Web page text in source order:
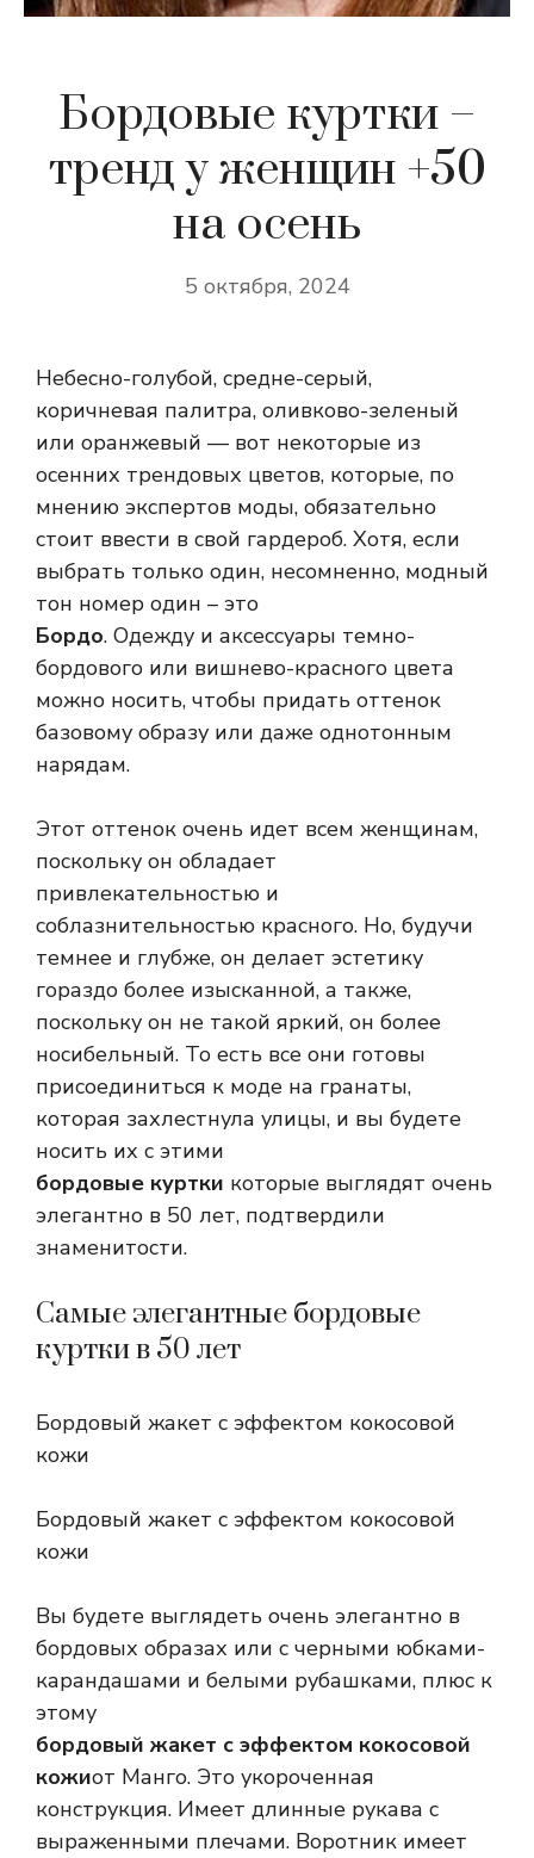
Бордовые куртки –
тренд у женщин +50
на осень
5 октября, 2024
Небесно-голубой, средне-серый,
коричневая палитра, оливково-зеленый
или оранжевый — вот некоторые из
осенних трендовых цветов, которые, по
мнению экспертов моды, обязательно
стоит ввести в свой гардероб. Хотя, если
выбрать только один, несомненно, модный
тон номер один – это
Бордо. Одежду и аксессуары темно-
бордового или вишнево-красного цвета
можно носить, чтобы придать оттенок
базовому образу или даже однотонным
нарядам.
Этот оттенок очень идет всем женщинам,
поскольку он обладает
привлекательностью и
соблазнительностью красного. Но, будучи
темнее и глубже, он делает эстетику
гораздо более изысканной, а также,
поскольку он не такой яркий, он более
носибельный. То есть все они готовы
присоединиться к моде на гранаты,
которая захлестнула улицы, и вы будете
носить их с этими
бордовые куртки которые выглядят очень
элегантно в 50 лет, подтвердили
знаменитости.
Самые элегантные бордовые
куртки в 50 лет
Бордовый жакет с эффектом кокосовой
кожи
Бордовый жакет с эффектом кокосовой
кожи
Вы будете выглядеть очень элегантно в
бордовых образах или с черными юбками-
карандашами и белыми рубашками, плюс к
этому
бордовый жакет с эффектом кокосовой
кожиот Манго. Это укороченная
конструкция. Имеет длинные рукава с
выраженными плечами. Воротник имеет